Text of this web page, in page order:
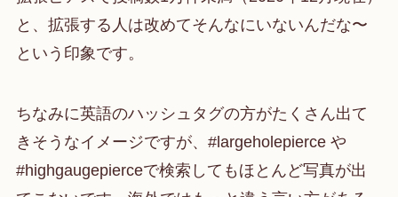
と、拡張する人は改めてそんなにいないんだな〜
という印象です。
ちなみに英語のハッシュタグの方がたくさん出て
きそうなイメージですが、#largeholepierce や
#highgaugepierceで検索してもほとんど写真が出